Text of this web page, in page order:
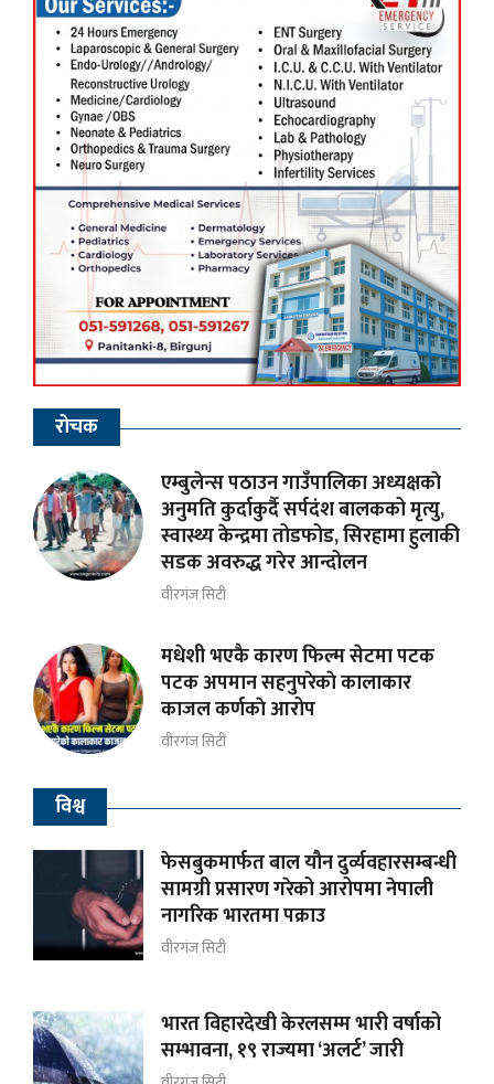
रोचक
एम्बुलेन्स पठाउन गाउँपालिका अध्यक्षकाे
अनुमति कुर्दाकुर्दै सर्पदंश बालकको मृत्यु,
स्वास्थ्य केन्द्रमा तोडफोड, सिरहामा हुलाकी
सडक अवरुद्ध गरेर आन्दोलन
वीरगंज सिटी
मधेशी भएकै कारण फिल्म सेटमा पटक
पटक अपमान सहनुपरेकाे कालाकार
काजल कर्णकाे आरोप
वीरगंज सिटी
विश्व
फेसबुकमार्फत बाल यौन दुर्व्यवहारसम्बन्धी
सामग्री प्रसारण गरेको आरोपमा नेपाली
नागरिक भारतमा पक्राउ
वीरगंज सिटी
भारत विहारदेखी केरलसम्म भारी वर्षाको
सम्भावना, १९ राज्यमा ‘अलर्ट’ जारी